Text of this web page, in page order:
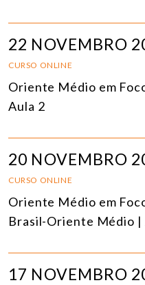
22 NOVEMBRO
CURSO ONLINE
Oriente Médio em
Aula 2
20 NOVEMBRO
CURSO ONLINE
Oriente Médio em
Brasil-Oriente Médio |
17 NOVEMBRO